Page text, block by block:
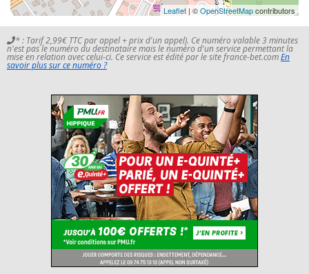
Leaflet | ©OpenStreetMapcontributors
* : Tarif 2,99€ TTC par appel + prix d'un appel). Ce numéro valable 3 minutes
n'est pas le numéro du destinataire mais le numéro d'un service permettant la
mise en relation avec celui-ci. Ce service est édité par le site france-bet.comEn
savoir plus sur ce numéro ?